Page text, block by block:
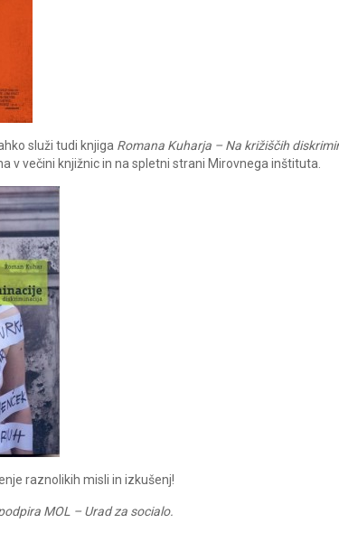
služi tudi knjiga Romana Kuharja – Na križiščih
v večini knjižnic in na spletni strani Mirovnega inštituta.
raznolikih misli in izkušenj!
MOL – Urad za socialo.